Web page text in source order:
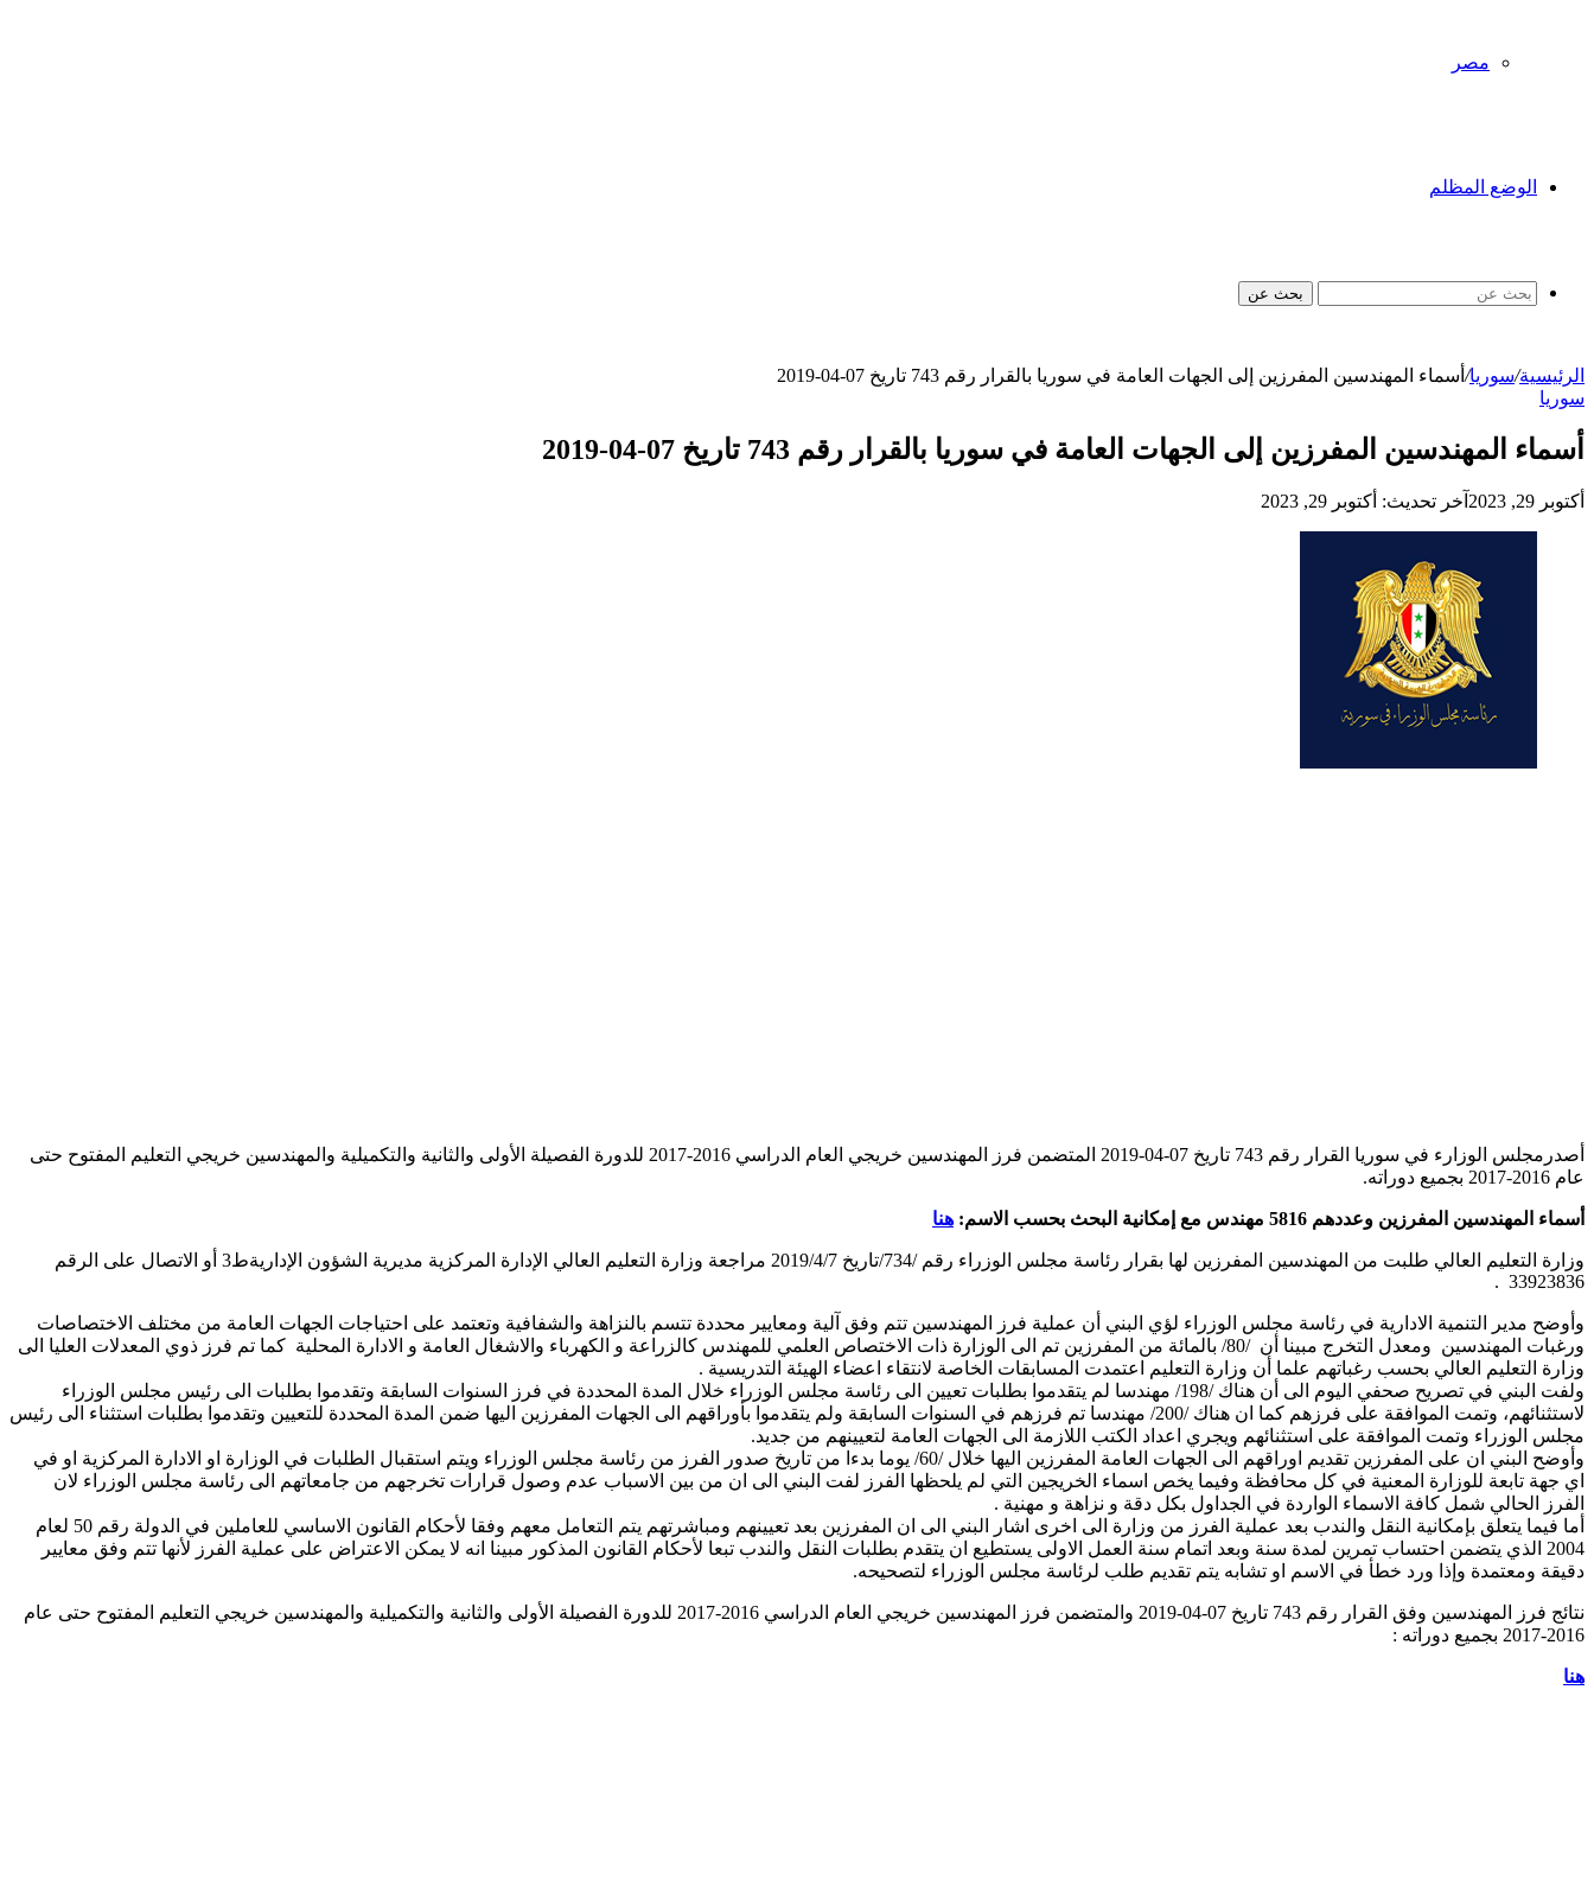
مصر
الوضع المظلم
بحث عن
الرئيسية/سوريا/ أسماء المهندسين المفرزين إلى الجهات العامة في سوريا بالقرار رقم 743 تاريخ 07-04-2019
سوريا
أسماء المهندسين المفرزين إلى الجهات العامة في سوريا بالقرار رقم 743 تاريخ 07-04-2019
أكتوبر 29, 2023 آخر تحديث: أكتوبر 29, 2023
أصدرمجلس الوزارء في سوريا القرار رقم 743 تاريخ 07-04-2019 المتضمن فرز المهندسين خريجي العام الدراسي 2016-2017 للدورة الفصيلة الأولى والثانية والتكميلية والمهندسين خريجي التعليم المفتوح حتى
عام 2016-2017 بجميع دوراته.
أسماء المهندسين المفرزين وعددهم 5816 مهندس مع إمكانية البحث بحسب الاسم: هنا
وزارة التعليم العالي طلبت من المهندسين المفرزين لها بقرار رئاسة مجلس الوزراء رقم /734/تاريخ 2019/4/7 مراجعة وزارة التعليم العالي الإدارة المركزية مديرية الشؤون الإداريةط3 أو الاتصال على الرقم
33923836 .
وأوضح مدير التنمية الادارية في رئاسة مجلس الوزراء لؤي البني أن عملية فرز المهندسين تتم وفق آلية ومعايير محددة تتسم بالنزاهة والشفافية وتعتمد على احتياجات الجهات العامة من مختلف الاختصاصات
ورغبات المهندسين ومعدل التخرج مبينا أن /80/ بالمائة من المفرزين تم الى الوزارة ذات الاختصاص العلمي للمهندس كالزراعة و الكهرباء والاشغال العامة و الادارة المحلية كما تم فرز ذوي المعدلات العليا الى
وزارة التعليم العالي بحسب رغباتهم علما أن وزارة التعليم اعتمدت المسابقات الخاصة لانتقاء اعضاء الهيئة التدريسية .
ولفت البني في تصريح صحفي اليوم الى أن هناك /198/ مهندسا لم يتقدموا بطلبات تعيين الى رئاسة مجلس الوزراء خلال المدة المحددة في فرز السنوات السابقة وتقدموا بطلبات الى رئيس مجلس الوزراء
لاستثنائهم، وتمت الموافقة على فرزهم كما ان هناك /200/ مهندسا تم فرزهم في السنوات السابقة ولم يتقدموا بأوراقهم الى الجهات المفرزين اليها ضمن المدة المحددة للتعيين وتقدموا بطلبات استثناء الى رئيس
مجلس الوزراء وتمت الموافقة على استثنائهم ويجري اعداد الكتب اللازمة الى الجهات العامة لتعيينهم من جديد.
وأوضح البني ان على المفرزين تقديم اوراقهم الى الجهات العامة المفرزين اليها خلال /60/ يوما بدءا من تاريخ صدور الفرز من رئاسة مجلس الوزراء ويتم استقبال الطلبات في الوزارة او الادارة المركزية او في
اي جهة تابعة للوزارة المعنية في كل محافظة وفيما يخص اسماء الخريجين التي لم يلحظها الفرز لفت البني الى ان من بين الاسباب عدم وصول قرارات تخرجهم من جامعاتهم الى رئاسة مجلس الوزراء لان
الفرز الحالي شمل كافة الاسماء الواردة في الجداول بكل دقة و نزاهة و مهنية .
أما فيما يتعلق بإمكانية النقل والندب بعد عملية الفرز من وزارة الى اخرى اشار البني الى ان المفرزين بعد تعيينهم ومباشرتهم يتم التعامل معهم وفقا لأحكام القانون الاساسي للعاملين في الدولة رقم 50 لعام
2004 الذي يتضمن احتساب تمرين لمدة سنة وبعد اتمام سنة العمل الاولى يستطيع ان يتقدم بطلبات النقل والندب تبعا لأحكام القانون المذكور مبينا انه لا يمكن الاعتراض على عملية الفرز لأنها تتم وفق معايير
دقيقة ومعتمدة وإذا ورد خطأ في الاسم او تشابه يتم تقديم طلب لرئاسة مجلس الوزراء لتصحيحه.
نتائج فرز المهندسين وفق القرار رقم 743 تاريخ 07-04-2019 والمتضمن فرز المهندسين خريجي العام الدراسي 2016-2017 للدورة الفصيلة الأولى والثانية والتكميلية والمهندسين خريجي التعليم المفتوح حتى عام
2016-2017 بجميع دوراته :
هنا